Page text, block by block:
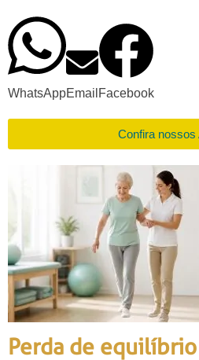
WhatsAppEmail Facebook
Confira nossos
Perda de